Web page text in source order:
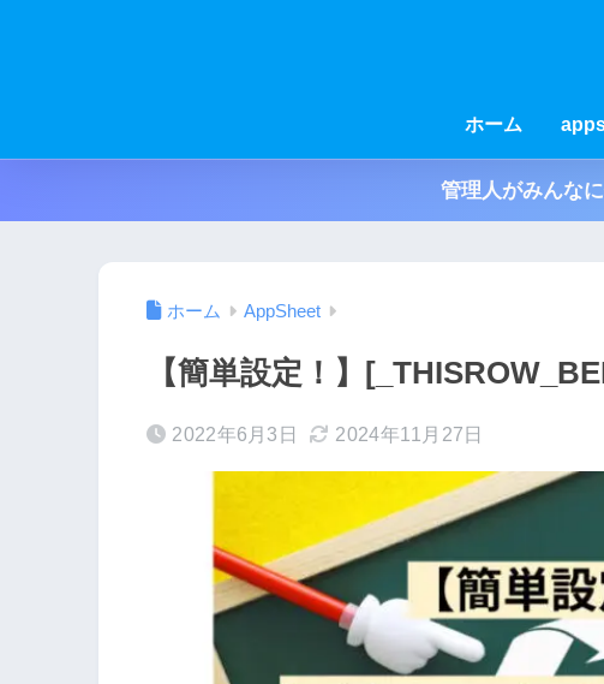
ホーム
管理人がみんな
ホーム AppSheet
【簡単設定！】
2022年6月3日 2024年11月27日